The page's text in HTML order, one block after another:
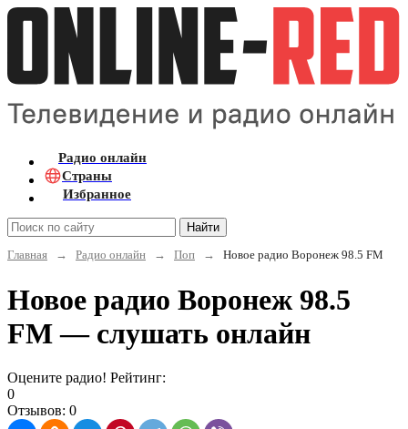
Радио онлайн
Страны
Избранное
Найти
Главная
→ Радио онлайн → Поп → Новое радио Воронеж 98.5 FM
Новое радио Воронеж 98.5
FM — слушать онлайн
Оцените радио! Рейтинг:
0
Отзывов: 0